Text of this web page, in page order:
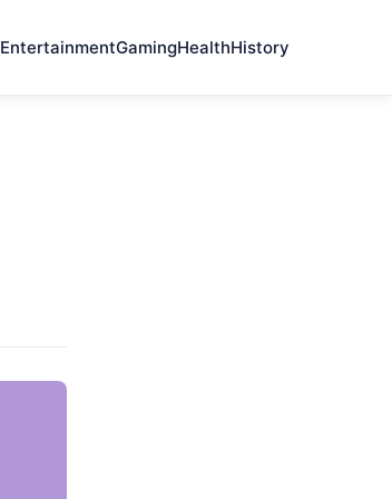
EntertainmentGamingHealthHistory